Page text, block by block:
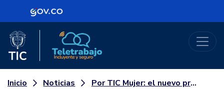
Logo Gobierno de Colombia
Logo del Ministerio TIC
Inicio Noticias Por TIC Mujer: el nuevo programa del MinTIC para empoderar a las colombianas en los entornos digitales